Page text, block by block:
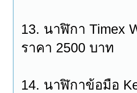
13. นาฬิกา Timex
ราคา 2500 บาท
14. นาฬิกาข้อมือ